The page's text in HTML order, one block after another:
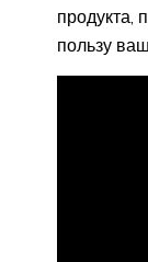
продукта,
пользу